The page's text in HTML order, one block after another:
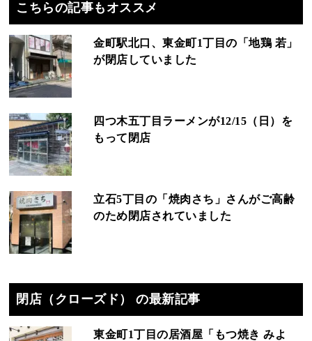
こちらの記事もオススメ
金町駅北口、東金町1丁目の「地鶏 若」
が閉店していました
四つ木五丁目ラーメンが12/15（日）を
もって閉店
立石5丁目の「焼肉さち」さんがご高齢
のため閉店されていました
閉店（クローズド） の最新記事
東金町1丁目の居酒屋「もつ焼き みよ